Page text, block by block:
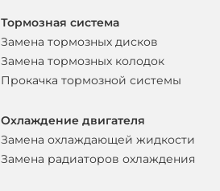
Тормозная система
Замена тормозных дисков
Замена тормозных колодок
Прокачка тормозной системы
Охлаждение двигателя
Замена охлаждающей жидкости
Замена радиаторов охлаждения